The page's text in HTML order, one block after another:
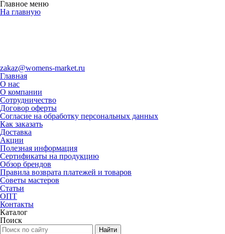
Главное меню
На главную
zakaz@womens-market.ru
Главная
О нас
О компании
Сотрудничество
Договор оферты
Согласие на обработку персональных данных
Как заказать
Доставка
Акции
Полезная информация
Сертификаты на продукцию
Обзор брендов
Правила возврата платежей и товаров
Советы мастеров
Статьи
ОПТ
Контакты
Каталог
Поиск